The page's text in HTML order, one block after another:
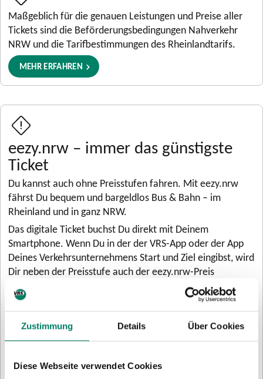
Zustimmung Details Über Cookies
Diese Webseite verwendet Cookies
Maßgeblich für die genauen Leistungen und Preise aller
Tickets sind die Beförderungsbedingungen Nahverkehr
NRW und die Tarifbestimmungen des Rheinlandtarifs.
MEHR ERFAHREN
eezy.nrw – immer das günstigste
Ticket
Du kannst auch ohne Preisstufen fahren. Mit eezy.nrw
fährst Du bequem und bargeldlos Bus & Bahn – im
Rheinland und in ganz NRW.
Das digitale Ticket buchst Du direkt mit Deinem
Smartphone. Wenn Du in der der VRS-App oder der App
Deines Verkehrsunternehmens Start und Ziel eingibst, wird
Dir neben der Preisstufe auch der eezy.nrw-Preis
angezeigt.
Mit eezy.nrw zahlst Du
für keine Fahrt* mehr als für ein Einzelticket – meist
sogar weniger,
und